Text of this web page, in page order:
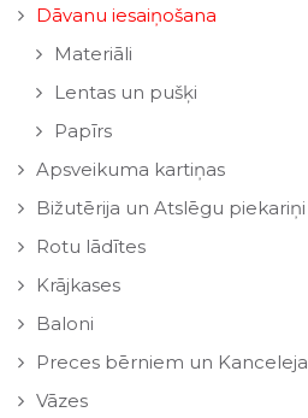
Dāvanu iesaiņošana
Materiāli
Lentas un pušķi
Papīrs
Apsveikuma kartiņas
Bižutērija un Atslēgu piekariņi
Rotu lādītes
Krājkases
Baloni
Preces bērniem un Kanceleja
Vāzes